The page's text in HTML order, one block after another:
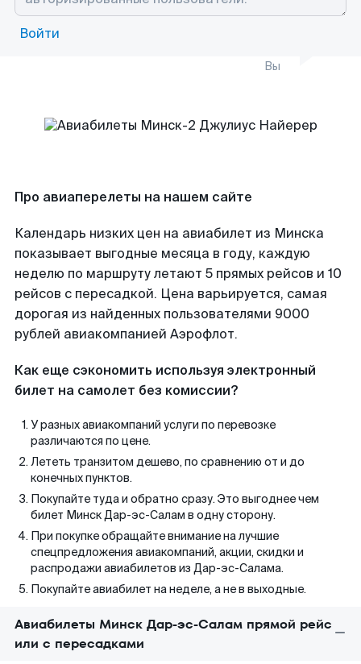
Войти
Вы
Про авиаперелеты на нашем сайте
Календарь низких цен на авиабилет из Минска
показывает выгодные месяца в году, каждую
неделю по маршруту летают 5 прямых рейсов и 10
рейсов с пересадкой. Цена варьируется, самая
дорогая из найденных пользователями 9000
рублей авиакомпанией Аэрофлот.
Как еще сэкономить используя электронный
билет на самолет без комиссии?
У разных авиакомпаний услуги по перевозке
различаются по цене.
Лететь транзитом дешево, по сравнению от и до
конечных пунктов.
Покупайте туда и обратно сразу. Это выгоднее чем
билет Минск Дар-эс-Салам в одну сторону.
При покупке обращайте внимание на лучшие
спецпредложения авиакомпаний, акции, скидки и
распродажи авиабилетов из Дар-эс-Салама.
Покупайте авиабилет на неделе, а не в выходные.
Авиабилеты Минск Дар-эс-Салам прямой рейс
или с пересадками